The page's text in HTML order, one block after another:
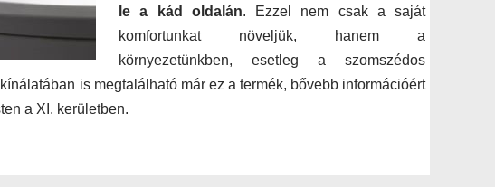
le a kád oldalán. Ezzel nem csak a saját
komfortunkat növeljük, hanem a
környezetünkben, esetleg a szomszédos
is megtalálható már ez a termék, bővebb információért
a XI. kerületben.